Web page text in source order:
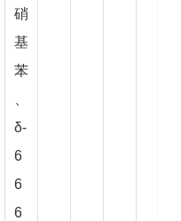
硝
基
苯
δ-
6
6
6